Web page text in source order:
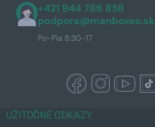
+421 944 766 858
podpora@manboxeo.sk
Po-Pia 8:30-17
UŽITOČNÉ ODKAZY